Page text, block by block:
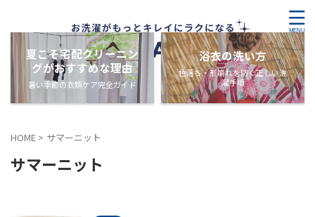
夏こそ宅配クリーニン
グがおすすめな理由
暑い季節の衣類ケア完全ガイド
浴衣の洗い方
色落ち・形崩れを防ぐ正しい洗
濯手順
HOME > サマーニット
サマーニット